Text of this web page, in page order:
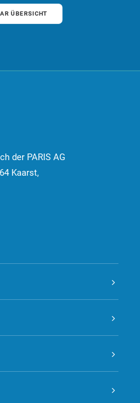
ÜBERSICHT
der PARIS AG
Kaarst,